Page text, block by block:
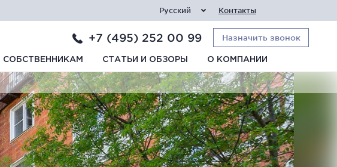
Русский Контакты
+7 (495) 252 00 99 Назначить звонок
СОБСТВЕННИКАМ СТАТЬИ И ОБЗОРЫ О КОМПАНИИ